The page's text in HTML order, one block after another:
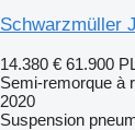
Schwarzmüller
14.380 € 61.900
Semi-remorque à
2020
Suspension